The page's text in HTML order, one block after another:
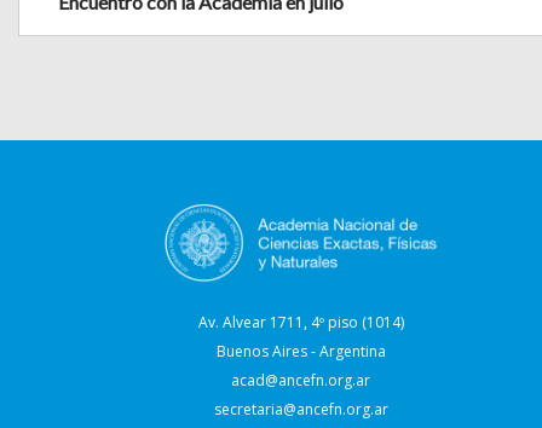
Av. Alvear 1711, 4º piso (1014)
Buenos Aires - Argentina
acad@ancefn.org.ar
secretaria@ancefn.org.ar